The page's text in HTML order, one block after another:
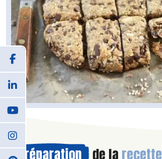
Préparation de la recette